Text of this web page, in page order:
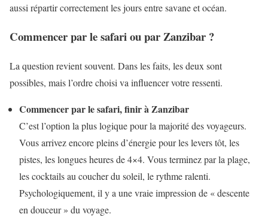
aussi répartir correctement les jours entre savane et océan.
Commencer par le safari ou par Zanzibar ?
La question revient souvent. Dans les faits, les deux sont
possibles, mais l’ordre choisi va influencer votre ressenti.
Commencer par le safari, finir à Zanzibar
C’est l’option la plus logique pour la majorité des voyageurs.
Vous arrivez encore pleins d’énergie pour les levers tôt, les
pistes, les longues heures de 4×4. Vous terminez par la plage,
les cocktails au coucher du soleil, le rythme ralenti.
Psychologiquement, il y a une vraie impression de « descente
en douceur » du voyage.